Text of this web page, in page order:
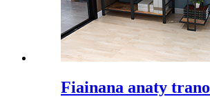
Fiainana anaty trano